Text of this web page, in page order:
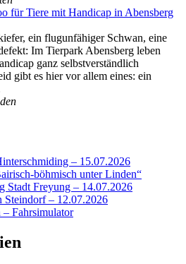
für Tiere mit Handicap in Abensberg
ein flugunfähiger Schwan, eine
Im Tierpark Abensberg leben
ganz selbstverständlich
gibt es hier vor allem eines: ein
– 15.07.2026
böhmisch unter Linden“
Stadt Freyung – 14.07.2026
Steindorf – 12.07.2026
Fahrsimulator